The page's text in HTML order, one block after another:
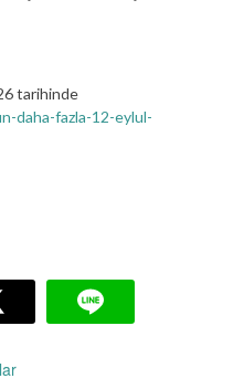
tarihinde
daha-fazla-12-eylul-